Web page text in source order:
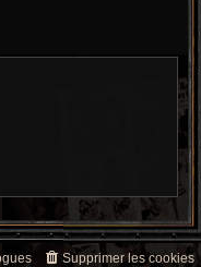
Supprimer les cookies